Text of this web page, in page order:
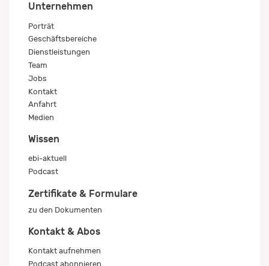
Unternehmen
Porträt
Geschäftsbereiche
Dienstleistungen
Team
Jobs
Kontakt
Anfahrt
Medien
Wissen
ebi-aktuell
Podcast
Zertifikate & Formulare
zu den Dokumenten
Kontakt & Abos
Kontakt aufnehmen
Podcast abonnieren